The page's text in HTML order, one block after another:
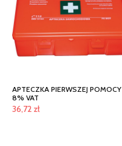
APTECZKA PIERWSZEJ POMOCY
8% VAT
36,72 zł